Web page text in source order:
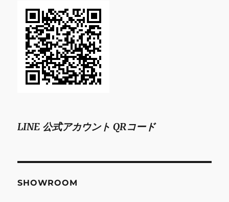
LINE 公式アカウント QRコード
SHOWROOM